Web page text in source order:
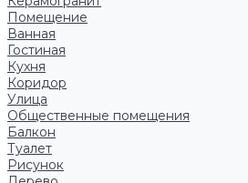
Помещение
Ванная
Гостиная
Кухня
Коридор
Улица
Общественные помещения
Балкон
Туалет
Рисунок